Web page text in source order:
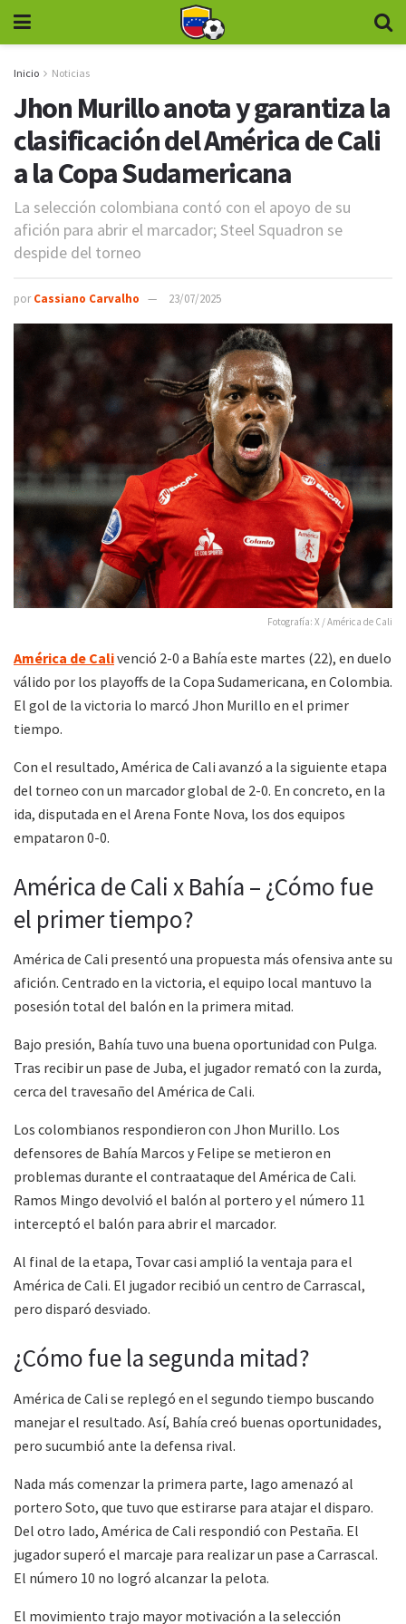
Inicio Noticias
Jhon Murillo anota y garantiza la
clasificación del América de Cali
a la Copa Sudamericana
La selección colombiana contó con el apoyo de su
afición para abrir el marcador; Steel Squadron se
despide del torneo
por Cassiano Carvalho 23/07/2025
Fotografía: X / América de Cali
América de Calivenció 2-0 a Bahía este martes (22), en duelo
válido por los playoffs de la Copa Sudamericana, en Colombia.
El gol de la victoria lo marcó Jhon Murillo en el primer
tiempo.
Con el resultado, América de Cali avanzó a la siguiente etapa
del torneo con un marcador global de 2-0. En concreto, en la
ida, disputada en el Arena Fonte Nova, los dos equipos
empataron 0-0.
América de Cali x Bahía – ¿Cómo fue
el primer tiempo?
América de Cali presentó una propuesta más ofensiva ante su
afición. Centrado en la victoria, el equipo local mantuvo la
posesión total del balón en la primera mitad.
Bajo presión, Bahía tuvo una buena oportunidad con Pulga.
Tras recibir un pase de Juba, el jugador remató con la zurda,
cerca del travesaño del América de Cali.
Los colombianos respondieron con Jhon Murillo. Los
defensores de Bahía Marcos y Felipe se metieron en
problemas durante el contraataque del América de Cali.
Ramos Mingo devolvió el balón al portero y el número 11
interceptó el balón para abrir el marcador.
Al final de la etapa, Tovar casi amplió la ventaja para el
América de Cali. El jugador recibió un centro de Carrascal,
pero disparó desviado.
¿Cómo fue la segunda mitad?
América de Cali se replegó en el segundo tiempo buscando
manejar el resultado. Así, Bahía creó buenas oportunidades,
pero sucumbió ante la defensa rival.
Nada más comenzar la primera parte, Iago amenazó al
portero Soto, que tuvo que estirarse para atajar el disparo.
Del otro lado, América de Cali respondió con Pestaña. El
jugador superó el marcaje para realizar un pase a Carrascal.
El número 10 no logró alcanzar la pelota.
El movimiento trajo mayor motivación a la selección